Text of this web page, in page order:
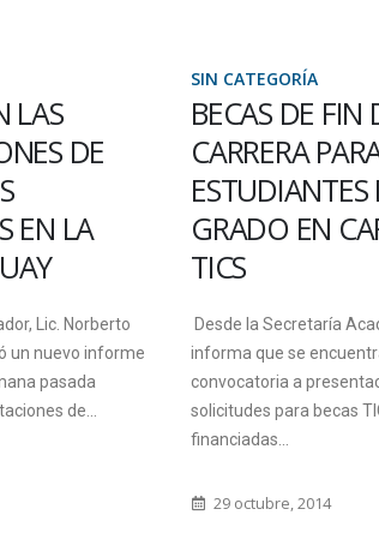
BECAS DE FIN DE
CARRERA PARA
ESTUDIANTES DE
GRADO EN CARRERAS
TICS
Desde la Secretaría Académica se
informa que se encuentra abierta la
convocatoria a presentación de
solicitudes para becas TICs